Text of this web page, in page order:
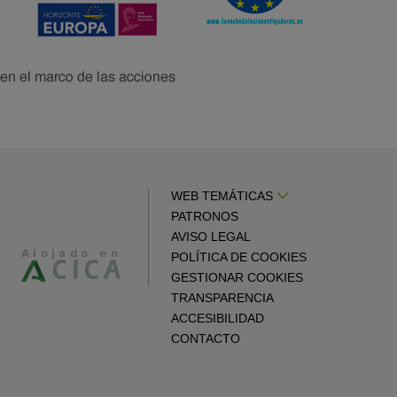
WEB TEMÁTICAS
PATRONOS
AVISO LEGAL
POLÍTICA DE COOKIES
GESTIONAR COOKIES
TRANSPARENCIA
ACCESIBILIDAD
CONTACTO